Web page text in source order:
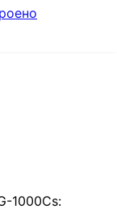
1000Cs: